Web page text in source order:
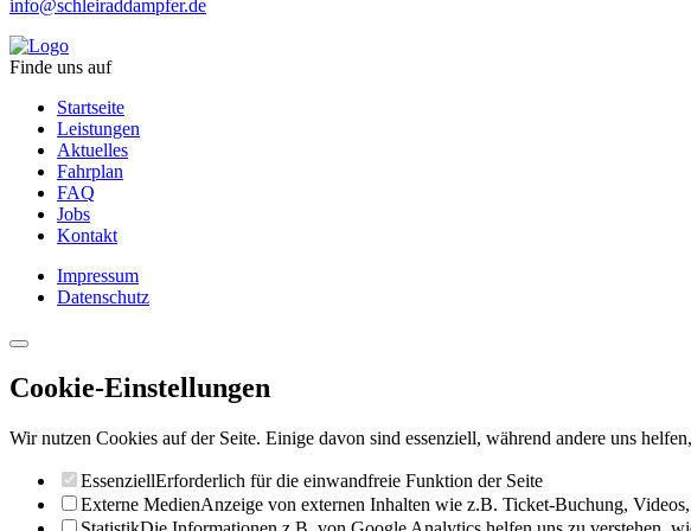
info@schleiraddampfer.de
Finde uns auf
Startseite
Leistungen
Aktuelles
Fahrplan
FAQ
Jobs
Kontakt
Impressum
Datenschutz
Cookie-Einstellungen
Wir nutzen Cookies auf der Seite. Einige davon sind essenziell, während andere uns
EssenziellErforderlich für die einwandfreie Funktion der Seite
Externe MedienAnzeige von externen Inhalten wie z.B. Ticket-Buchung,